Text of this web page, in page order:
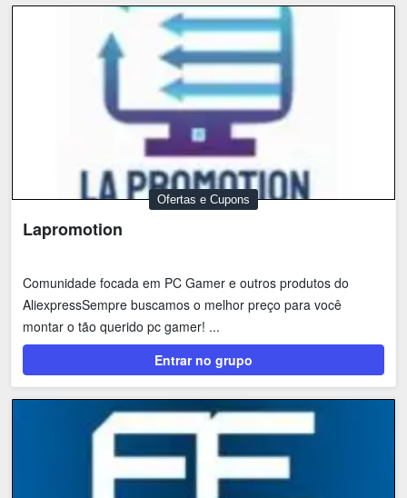
Ofertas e Cupons
Lapromotion
Comunidade focada em PC Gamer e outros produtos do
AliexpressSempre buscamos o melhor preço para você
montar o tão querido pc gamer! ...
Entrar no grupo